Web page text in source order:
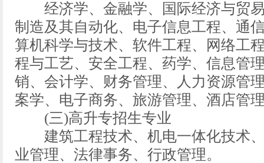
经济学、金融学、国际经济与贸易
制造及其自动化、电子信息工程、通
算机科学与技术、软件工程、网络工
程与工艺、安全工程、药学、信息管
销、会计学、财务管理、人力资源管
案学、电子商务、旅游管理、酒店管
(三)高升专招生专业
建筑工程技术、机电一体化技术、
业管理、法律事务、行政管理。